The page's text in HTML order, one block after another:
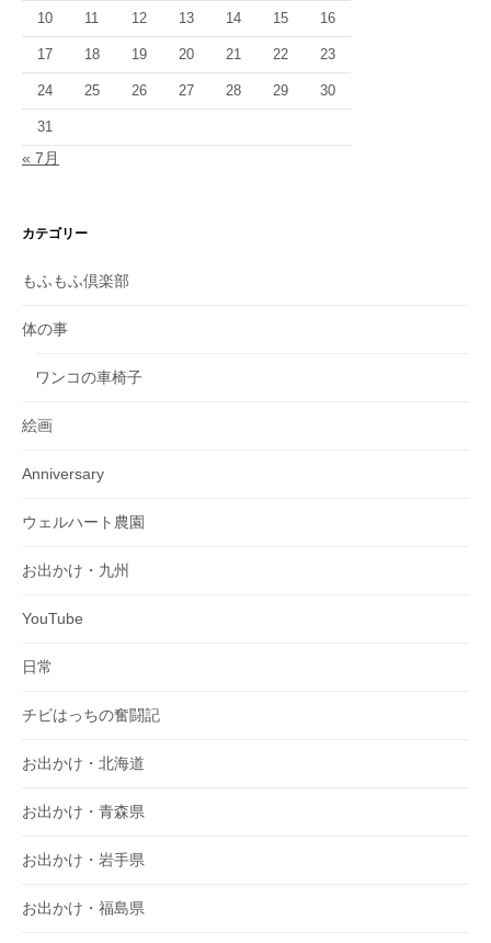
10 11 12 13 14 15 16
17 18 19 20 21 22 23
24 25 26 27 28 29 30
31
« 7月
カテゴリー
もふもふ倶楽部
体の事
ワンコの車椅子
絵画
Anniversary
ウェルハート農園
お出かけ・九州
YouTube
日常
チビはっちの奮闘記
お出かけ・北海道
お出かけ・青森県
お出かけ・岩手県
お出かけ・福島県